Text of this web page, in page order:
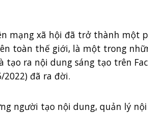
mạng xã hội đã trở thành một
toàn thế giới, là một trong
ra nội dung sáng tạo trên
2022) đã ra đời.
người tạo nội dung, quản lý